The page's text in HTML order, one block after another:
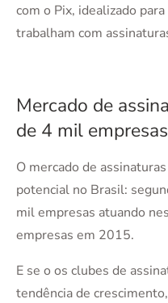
com o Pix, idealizado
trabalham com
Mercado de
de 4 mil
O mercado de
potencial no Brasil:
mil empresas atuando
empresas em 2015.
E se o os clubes de
tendência de